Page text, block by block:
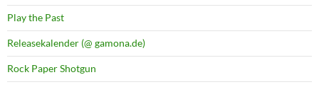
Play the Past
Releasekalender (@ gamona.de)
Rock Paper Shotgun